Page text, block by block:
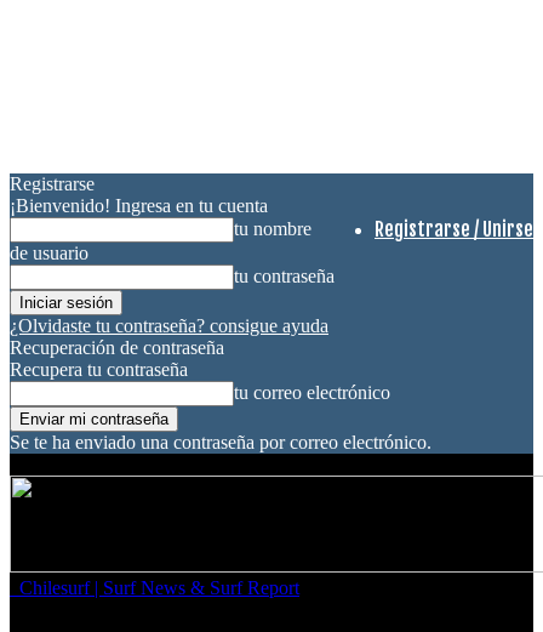
Registrarse / Unirse
Registrarse
¡Bienvenido! Ingresa en tu cuenta
tu nombre
de usuario
tu contraseña
¿Olvidaste tu contraseña? consigue ayuda
Recuperación de contraseña
Recupera tu contraseña
tu correo electrónico
Se te ha enviado una contraseña por correo electrónico.
Chilesurf | Surf News & Surf Report